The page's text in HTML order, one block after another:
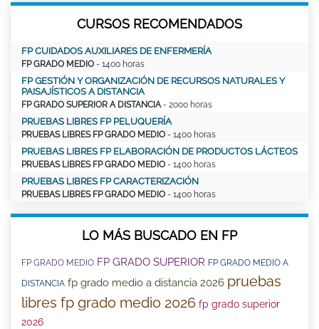
CURSOS RECOMENDADOS
FP CUIDADOS AUXILIARES DE ENFERMERÍA
FP GRADO MEDIO - 1400 horas
FP GESTIÓN Y ORGANIZACIÓN DE RECURSOS NATURALES Y
PAISAJÍSTICOS A DISTANCIA
FP GRADO SUPERIOR A DISTANCIA- 2000 horas
PRUEBAS LIBRES FP PELUQUERÍA
PRUEBAS LIBRES FP GRADO MEDIO - 1400 horas
PRUEBAS LIBRES FP ELABORACIÓN DE PRODUCTOS LÁCTEOS
PRUEBAS LIBRES FP GRADO MEDIO - 1400 horas
PRUEBAS LIBRES FP CARACTERIZACIÓN
PRUEBAS LIBRES FP GRADO MEDIO - 1400 horas
LO MÁS BUSCADO EN FP
FP GRADO MEDIO FP GRADO SUPERIOR FP GRADO MEDIO A
DISTANCIA fp grado medio a distancia 2026 pruebas
libres fp grado medio 2026 fp grado superior
2026